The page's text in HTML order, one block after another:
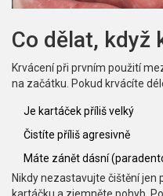
Co dělat, když
Krvácení při prvním použití
na začátku. Pokud krvácíte
Je kartáček příliš velký
Čistíte příliš agresivně
Máte zánět dásní
Nikdy nezastavujte čištění jen